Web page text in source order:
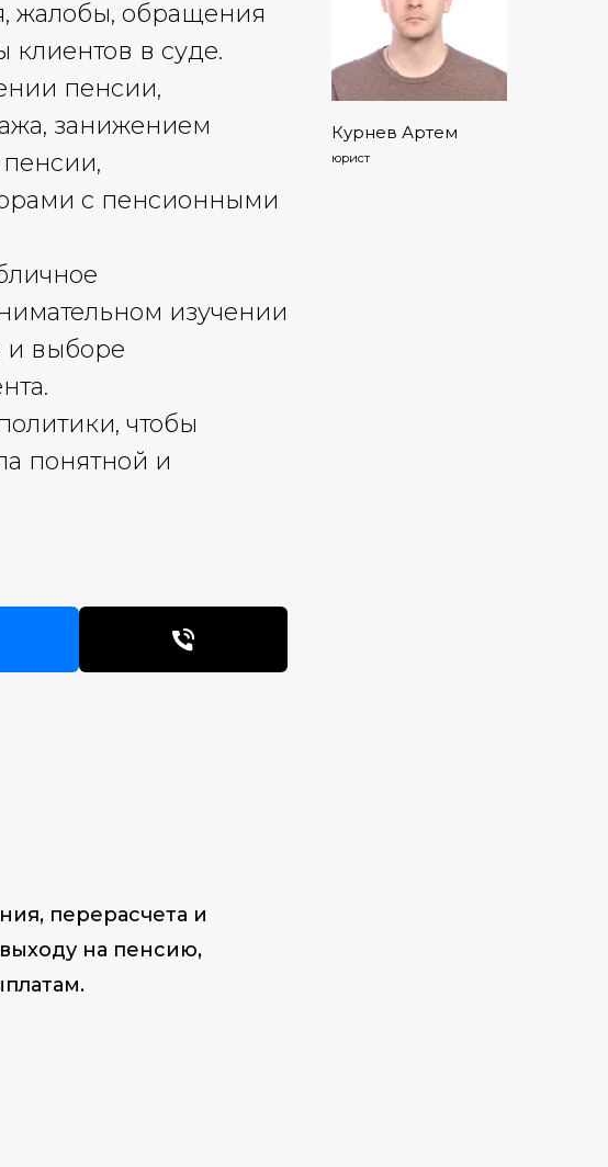
жалобы, обращения
клиентов в суде.
пенсии,
занижением
с пенсионными
изучении
и выборе
чтобы
понятной и
Курнев Артем
юрист
перерасчета и
на пенсию,